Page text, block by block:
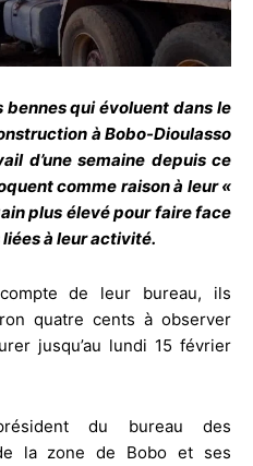
qui évoluent dans le
à Bobo-Dioulasso
d’une semaine depuis ce
comme raison à leur «
plus élevé pour faire face
à leur activité.
de leur bureau, ils
quatre cents à observer
jusqu’au lundi 15 février
du bureau des
la zone de Bobo et ses